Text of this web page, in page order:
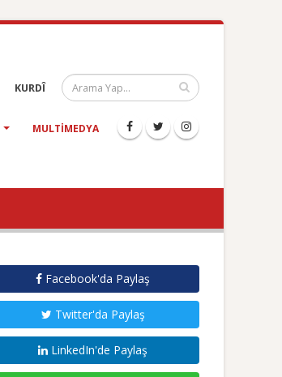
KURDÎ
MULTIMEDYA
Facebook'da Paylaş
Twitter'da Paylaş
LinkedIn'de Paylaş